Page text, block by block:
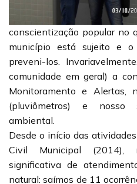
conscientização popular no
município está sujeito e
preveni-los.
comunidade em geral) a
Monitoramento e Alertas,
(pluviômetros) e nosso
ambiental.
Desde o início das
Civil Municipal (2014),
significativa de
natural: saímos de 11